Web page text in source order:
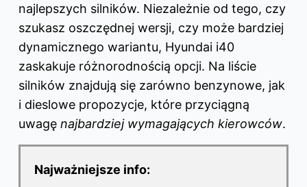
najlepszych silników. Niezależnie od tego, czy
szukasz oszczędnej wersji, czy może bardziej
dynamicznego wariantu, Hyundai i40
zaskakuje różnorodnością opcji. Na liście
silników znajdują się zarówno benzynowe, jak
i dieslowe propozycje, które przyciągną
uwagę najbardziej wymagających kierowców.
Najważniejsze info: